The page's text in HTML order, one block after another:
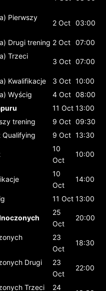
Pierwszy
2 Oct 03:00
Drugi trening 2 Oct 07:00
Trzeci
3 Oct 07:00
Kwalifikacje 3 Oct 10:00
Wyścig 4 Oct 08:00
11 Oct 13:00
trening 9 Oct 09:30
Qualifying 9 Oct 13:30
10
Oct
10:00
10
Oct
14:00
11 Oct 13:00
25
Oct
20:00
23
Oct
18:30
Drugi
23
Oct
22:00
Trzeci
24